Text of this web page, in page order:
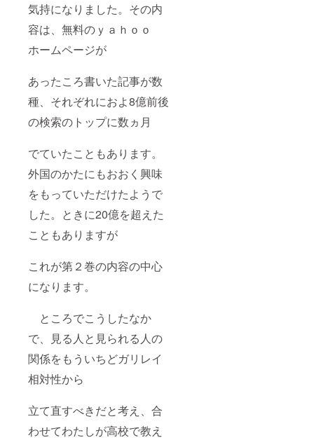
気持になりました。その内
容は、無料のｙａｈｏｏ
ホームページが
あったころ書いた記事が数
種、それぞれにおよ8億前後
の検索のトップに数ヵ月
でていたこともあります。
外国のかたにもおおく興味
をもっていただけたようで
した。ときに20億を超えた
こともありますが
これが第２巻の内容の中心
になります。
ところでこうしたなか
で、見る人と見られる人の
関係をもういちどガリレイ
相対性から
立て直すべきだと考え、合
わせてわたしが高校で教え